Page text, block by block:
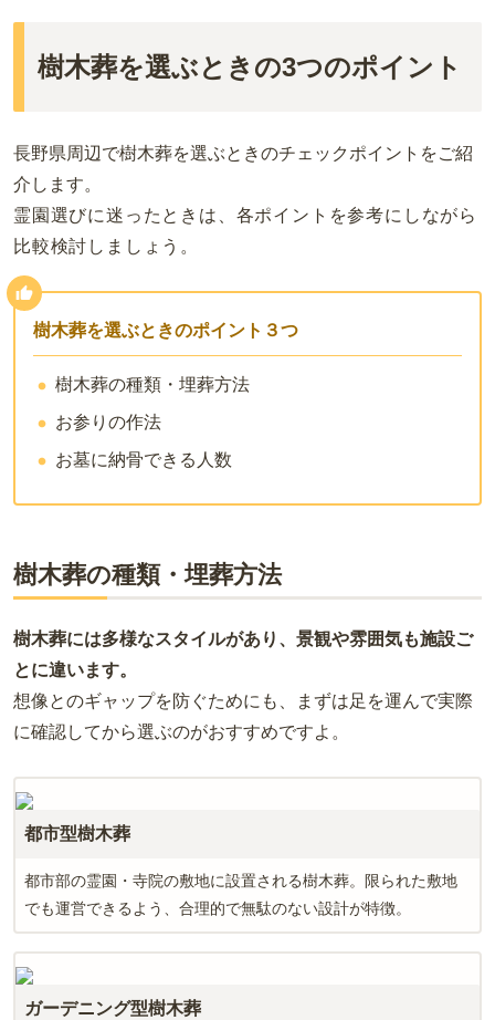
樹木葬を選ぶときの3つのポイント
長野県周辺で樹木葬を選ぶときのチェックポイントをご紹
介します。
霊園選びに迷ったときは、各ポイントを参考にしながら
比較検討しましょう。
樹木葬を選ぶときのポイント３つ
樹木葬の種類・埋葬方法
お参りの作法
お墓に納骨できる人数
樹木葬の種類・埋葬方法
樹木葬には多様なスタイルがあり、景観や雰囲気も施設ご
とに違います。
想像とのギャップを防ぐためにも、まずは足を運んで実際
に確認してから選ぶのがおすすめですよ。
都市型樹木葬
都市部の霊園・寺院の敷地に設置される樹木葬。限られた敷地
でも運営できるよう、合理的で無駄のない設計が特徴。
ガーデニング型樹木葬